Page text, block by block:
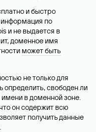
и быстро
информация по
и не выдается в
доменное имя
может быть
не только для
определить, свободен ли
в доменной зоне.
он содержит всю
получить данные